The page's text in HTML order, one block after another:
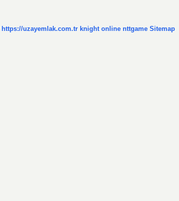
https://uzayemlak.com.tr knight online nttgame Sitemap